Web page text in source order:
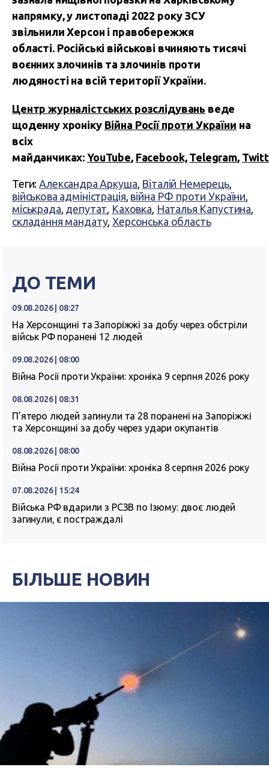
напрямку, у листопаді 2022 року ЗСУ
звільнили Херсон і правобережжя
області. Російські військові вчиняють тисячі
воєнних злочинів та злочинів проти
людяності на всій території України.
Центр журналістських розслідувань веде
щоденну хроніку Війна Росії проти України на
всіх
майданчиках:YouTube, Facebook, Telegram,
Теги:Александра Аркуша, Віталій Немерець,
військова адміністрація, війна РФ проти України,
міськрада, депутат, Каховка, Наталья Капустина,
складання мандату,Херсонська область
ДО ТЕМИ
09.08.2026 | 08:27
На Херсонщині та Запоріжжі за добу через обстріли
військ РФ поранені 12 людей
09.08.2026 | 08:00
Війна Росії проти України: хроніка 9 серпня 2026 року
08.08.2026 | 08:31
П’ятеро людей загинули та 28 поранені на Запоріжжі
та Херсонщині за добу через удари окупантів
08.08.2026 | 08:00
Війна Росії проти України: хроніка 8 серпня 2026 року
07.08.2026 | 15:24
Війська РФ вдарили з РСЗВ по Ізюму: двоє людей
загинули, є постраждалі
БІЛЬШЕ НОВИН